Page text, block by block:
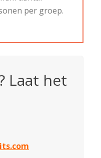
per groep.
Laat het